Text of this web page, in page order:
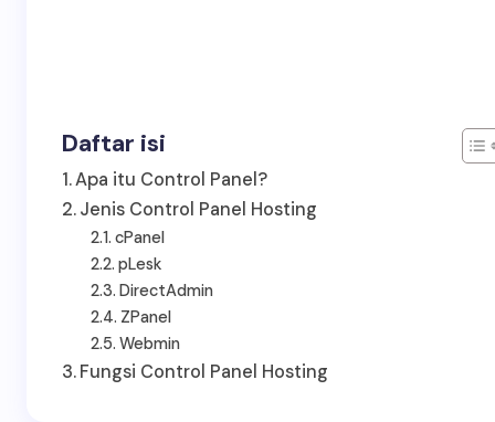
Daftar isi
Apa itu Control Panel?
Jenis Control Panel Hosting
cPanel
pLesk
DirectAdmin
ZPanel
Webmin
Fungsi Control Panel Hosting